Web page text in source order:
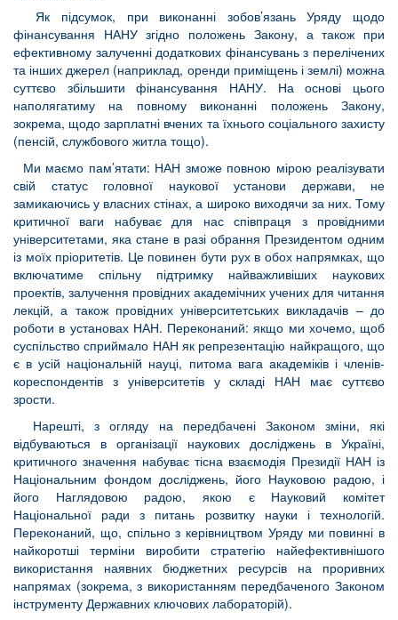
Як підсумок, при виконанні зобов’язань Уряду щодо
фінансування НАНУ згідно положень Закону, а також при
ефективному залученні додаткових фінансувань з перелічених
та інших джерел (наприклад, оренди приміщень і землі) можна
суттєво збільшити фінансування НАНУ. На основі цього
наполягатиму на повному виконанні положень Закону,
зокрема, щодо зарплатні вчених та їхнього соціального захисту
(пенсій, службового житла тощо).
Ми маємо пам’ятати: НАН зможе повною мірою реалізувати
свій статус головної наукової установи держави, не
замикаючись у власних стінах, а широко виходячи за них. Тому
критичної ваги набуває для нас співпраця з провідними
університетами, яка стане в разі обрання Президентом одним
із моїх пріоритетів. Це повинен бути рух в обох напрямках, що
включатиме спільну підтримку найважливіших наукових
проектів, залучення провідних академічних учених для читання
лекцій, а також провідних університетських викладачів – до
роботи в установах НАН. Переконаний: якщо ми хочемо, щоб
суспільство сприймало НАН як репрезентацію найкращого, що
є в усій національній науці, питома вага академіків і членів-
кореспондентів з університетів у складі НАН має суттєво
зрости.
Нарешті, з огляду на передбачені Законом зміни, які
відбуваються в організації наукових досліджень в Україні,
критичного значення набуває тісна взаємодія Президії НАН із
Національним фондом досліджень, його Науковою радою, і
його Наглядовою радою, якою є Науковий комітет
Національної ради з питань розвитку науки і технологій.
Переконаний, що, спільно з керівництвом Уряду ми повинні в
найкоротші терміни виробити стратегію найефективнішого
використання наявних бюджетних ресурсів на проривних
напрямах (зокрема, з використанням передбаченого Законом
інструменту Державних ключових лабораторій).